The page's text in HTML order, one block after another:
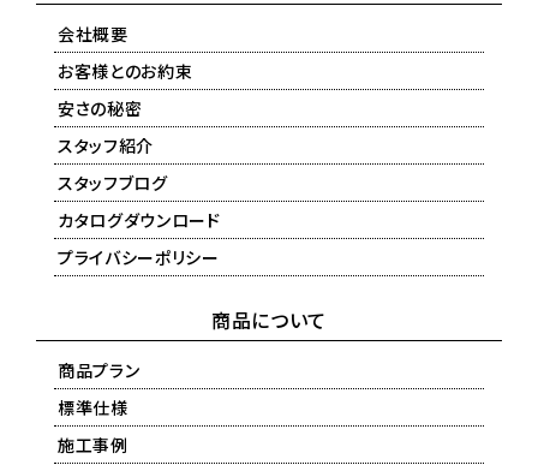
会社概要
お客様とのお約束
安さの秘密
スタッフ紹介
スタッフブログ
カタログダウンロード
プライバシーポリシー
商品について
商品プラン
標準仕様
施工事例